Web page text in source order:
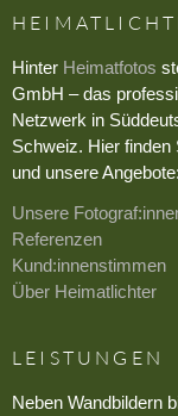
Hinter Heimatfotos
GmbH – das
Netzwerk in
Schweiz. Hier finden
und unsere Angebote:
Unsere
Referenzen
Kund:innenstimmen
Über Heimatlichter
LEISTUNGEN
Neben Wandbildern